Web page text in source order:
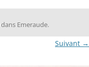
dans Emeraude.
Suivant →